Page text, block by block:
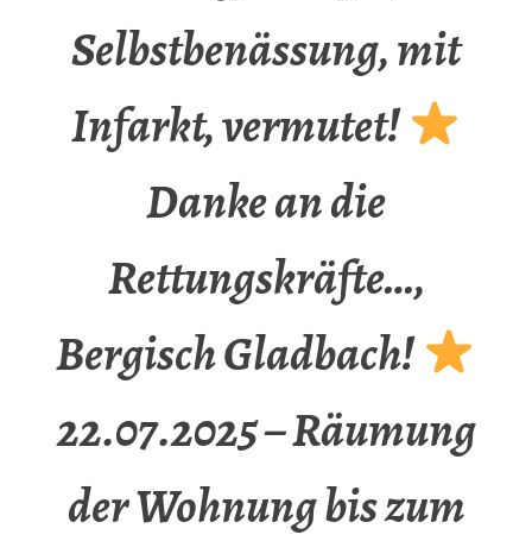
Selbstbenässung, mit
Infarkt, vermutet!
Danke an die
Rettungskräfte…,
Bergisch Gladbach!
22.07.2025 – Räumung
der Wohnung bis zum